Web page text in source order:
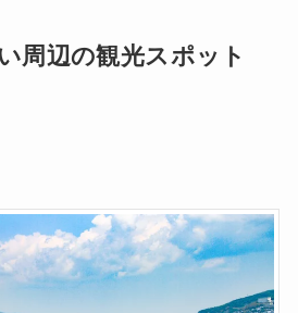
周辺の観光スポット